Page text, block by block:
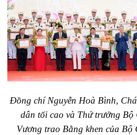
Đồng chí Nguyễn Hoà Bình,
dân tối cao và Thứ trưởng Bộ
Vương trao Bằng khen của Bộ